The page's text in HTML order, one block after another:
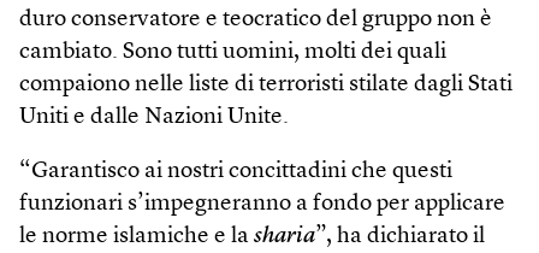
duro conservatore e teocratico del gruppo non è
cambiato. Sono tutti uomini, molti dei quali
compaiono nelle liste di terroristi stilate dagli Stati
Uniti e dalle Nazioni Unite.
“Garantisco ai nostri concittadini che questi
funzionari s’impegneranno a fondo per applicare
le norme islamiche e la sharia”, ha dichiarato il